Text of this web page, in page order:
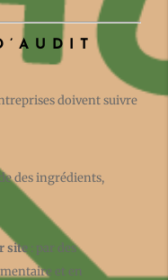
doivent suivre
des ingrédients,
site : par des
et en